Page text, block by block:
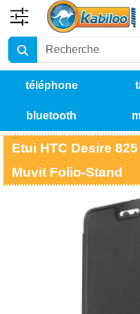
téléphone
bluetooth
Etui HTC Desire
Muvit Folio-Stand